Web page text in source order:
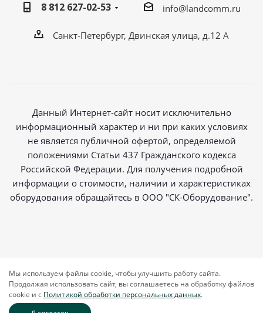
8 812 627-02-53
info@landcomm.ru
Санкт-Петербург, Двинская улица, д.12 А
Данный Интернет-сайт носит исключительно
информационный характер и ни при каких условиях
не является публичной офертой, определяемой
положениями Статьи 437 Гражданского кодекса
Российской Федерации. Для получения подробной
информации о стоимости, наличии и характеристиках
оборудования обращайтесь в ООО "СК-Оборудование".
Мы используем файлы cookie, чтобы улучшить работу сайта.
Продолжая использовать сайт, вы соглашаетесь на обработку файлов
cookie и c Политикой обработки персональных данных.